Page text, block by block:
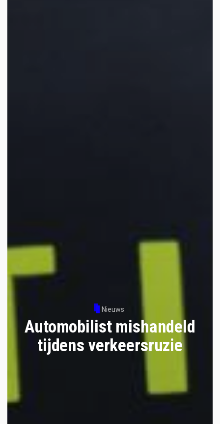
Nieuws
Automobilist mishandeld
tijdens verkeersruzie